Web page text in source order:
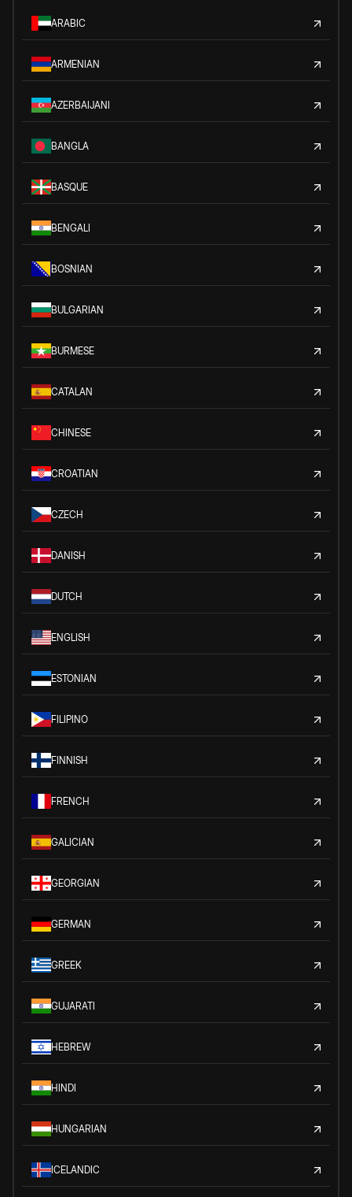
ARABIC
ARMENIAN
AZERBAIJANI
BANGLA
BASQUE
BENGALI
BOSNIAN
BULGARIAN
BURMESE
CATALAN
CHINESE
CROATIAN
CZECH
DANISH
DUTCH
ENGLISH
ESTONIAN
FILIPINO
FINNISH
FRENCH
GALICIAN
GEORGIAN
GERMAN
GREEK
GUJARATI
HEBREW
HINDI
HUNGARIAN
ICELANDIC